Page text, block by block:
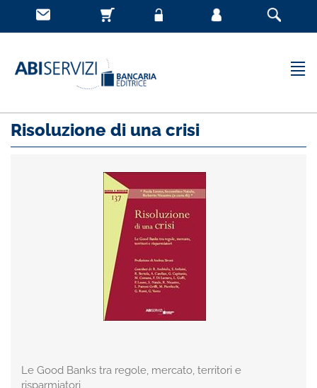
Risoluzione di una crisi
Le Good Banks tra regole, mercato, territori e
risparmiatori